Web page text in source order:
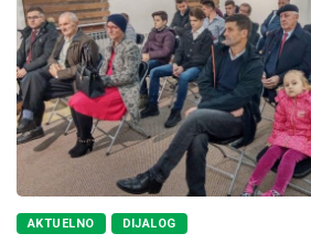
AKTUELNO DIJALOG